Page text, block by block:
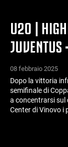
U20 |
JUVENTUS
08 febbraio 2025
Dopo la vittoria
semifinale di
a concentrarsi sul
Center di Vinovo i